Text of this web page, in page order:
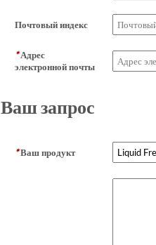
Почтовый индекс
*Адрес
электронной почты
Ваш запрос
*Ваш продукт